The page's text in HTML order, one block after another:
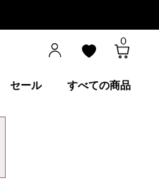
0
セール すべての商品